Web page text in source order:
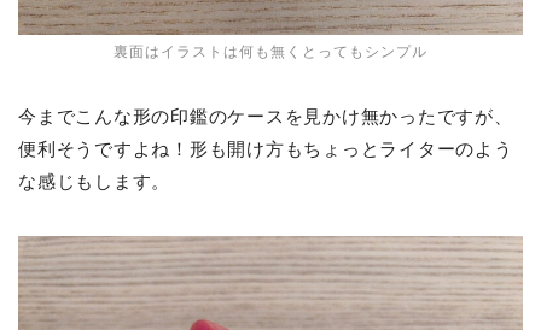
裏面はイラストは何も無くとってもシンプル
今までこんな形の印鑑のケースを見かけ無かったですが、
便利そうですよね！形も開け方もちょっとライターのよう
な感じもします。